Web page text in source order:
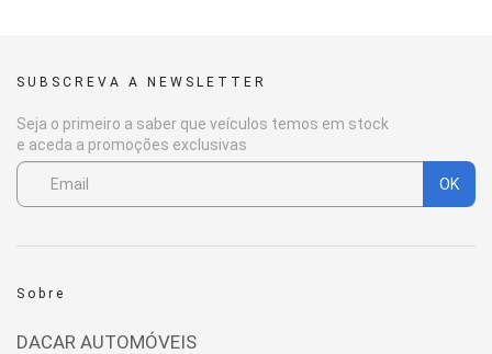
SUBSCREVA A NEWSLETTER
Seja o primeiro a saber que veículos temos em stock
e aceda a promoções exclusivas
OK
Sobre
DACAR AUTOMÓVEIS